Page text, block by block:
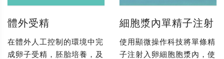
體外受精
在體外人工控制的環境中完
成卵子受精，胚胎培養，及
細胞漿內單精子注射
使用顯微操作科技將單條精
子注射入卵細胞胞漿內，使